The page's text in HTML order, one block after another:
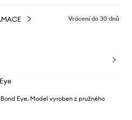
Vrácení do 30 dnů
Eye. Model vyroben z pružného